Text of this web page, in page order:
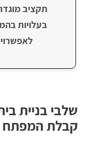
תקציב
בעלויות
שלבי בניית
קבלת המפתח